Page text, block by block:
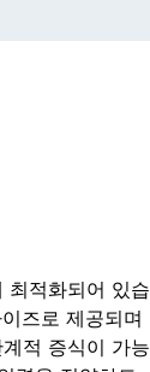
최적화되어 있습
즈로 제공되며
적 증식이 가능